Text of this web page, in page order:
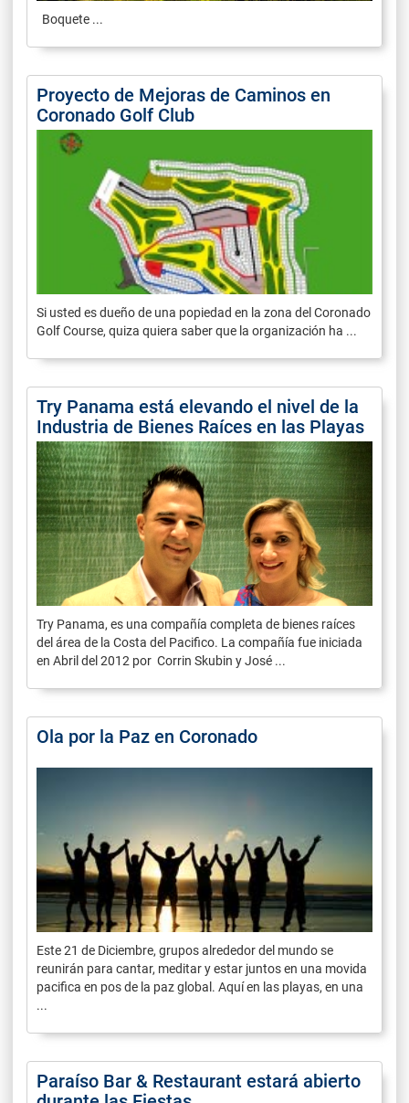
Boquete ...
Proyecto de Mejoras de Caminos en
Coronado Golf Club
Si usted es dueño de una popiedad en la zona del Coronado
Golf Course, quiza quiera saber que la organización ha ...
Try Panama está elevando el nivel de la
Industria de Bienes Raíces en las Playas
Try Panama, es una compañía completa de bienes raíces
del área de la Costa del Pacifico. La compañía fue iniciada
en Abril del 2012 por Corrin Skubin y José ...
Ola por la Paz en Coronado
Este 21 de Diciembre, grupos alrededor del mundo se
reunirán para cantar, meditar y estar juntos en una movida
pacifica en pos de la paz global. Aquí en las playas, en una
...
Paraíso Bar & Restaurant estará abierto